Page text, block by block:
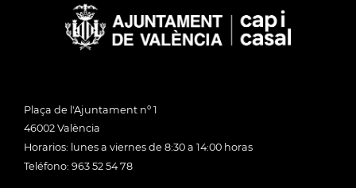
Plaça de l'Ajuntament nº 1
46002 València
Horarios: lunes a viernes de 8:30 a 14:00 horas
Teléfono: 963 52 54 78